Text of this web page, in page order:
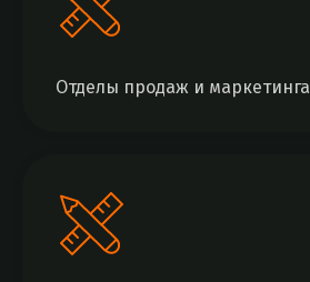
Отделы продаж и маркетинга